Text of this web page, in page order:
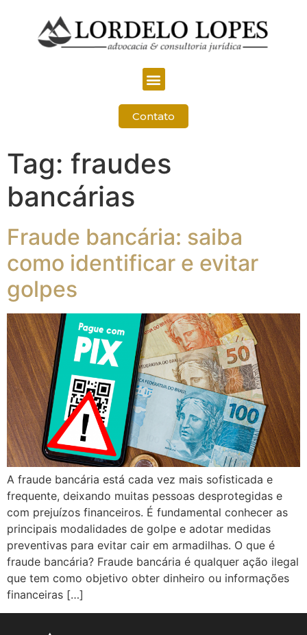
Contato
Tag: fraudes
bancárias
Fraude bancária: saiba
como identificar e evitar
golpes
A fraude bancária está cada vez mais sofisticada e
frequente, deixando muitas pessoas desprotegidas e
com prejuízos financeiros. É fundamental conhecer as
principais modalidades de golpe e adotar medidas
preventivas para evitar cair em armadilhas. O que é
fraude bancária? Fraude bancária é qualquer ação ilegal
que tem como objetivo obter dinheiro ou informações
financeiras […]